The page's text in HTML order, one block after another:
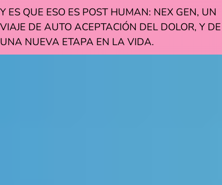
Y ES QUE ESO ES POST HUMAN: NEX GEN, UN
VIAJE DE AUTO ACEPTACIÓN DEL DOLOR, Y DE
UNA NUEVA ETAPA EN LA VIDA.